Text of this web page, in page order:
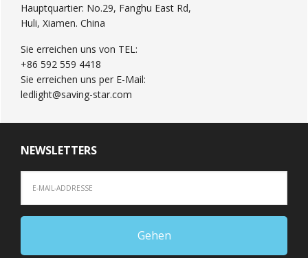
Hauptquartier: No.29, Fanghu East Rd,
Huli, Xiamen. China
Sie erreichen uns von TEL:
+86 592 559 4418
Sie erreichen uns per E-Mail:
ledlight@saving-star.com
NEWSLETTERS